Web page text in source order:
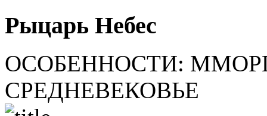
Рыцарь Небес
ОСОБЕННОСТИ:
СРЕДНЕВЕКОВЬЕ